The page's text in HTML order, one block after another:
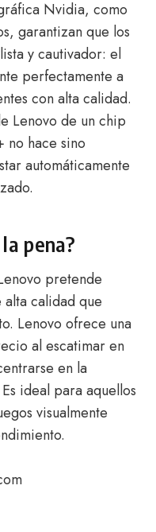
Nvidia, como
garantizan que los
y cautivador: el
perfectamente a
con alta calidad.
Lenovo de un chip
no hace sino
automáticamente
pena?
pretende
calidad que
Lenovo ofrece una
al escatimar en
en la
ideal para aquellos
visualmente